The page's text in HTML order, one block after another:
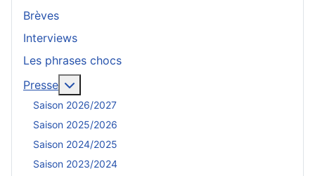
Brèves
Interviews
Les phrases chocs
Presse
Saison 2026/2027
Saison 2025/2026
Saison 2024/2025
Saison 2023/2024